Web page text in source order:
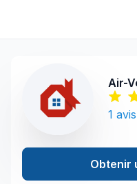
Air-
1
Obtenir